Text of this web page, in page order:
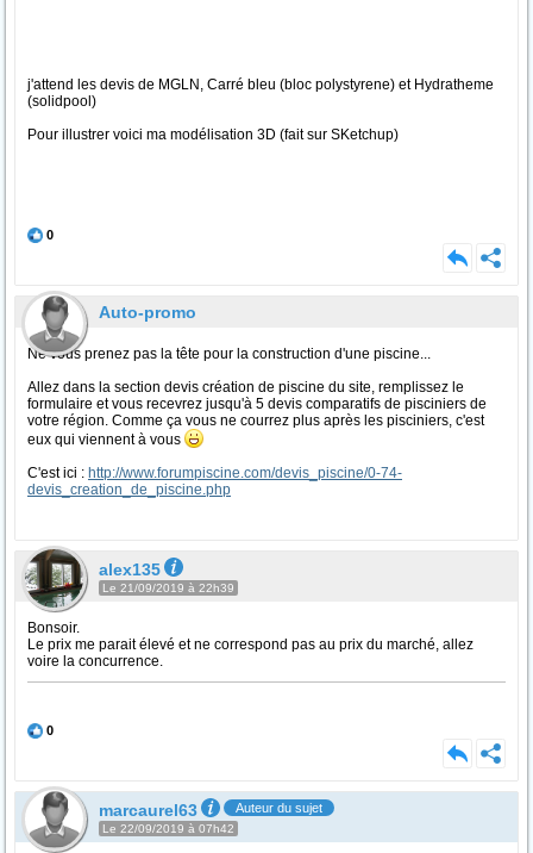
j'attend les devis de MGLN, Carré bleu (bloc polystyrene) et Hydratheme
(solidpool)
Pour illustrer voici ma modélisation 3D (fait sur SKetchup)
0
Auto-promo
Ne vous prenez pas la tête pour la construction d'une piscine...
Allez dans la section devis création de piscine du site, remplissez le
formulaire et vous recevrez jusqu'à 5 devis comparatifs de pisciniers de
votre région. Comme ça vous ne courrez plus après les pisciniers, c'est
eux qui viennent à vous
C'est ici : http://www.forumpiscine.com/devis_piscine/0-74-
devis_creation_de_piscine.php
alex135
Le 21/09/2019 à 22h39
Bonsoir.
Le prix me parait élevé et ne correspond pas au prix du marché, allez
voire la concurrence.
0
marcaurel63 Auteur du sujet
Le 22/09/2019 à 07h42